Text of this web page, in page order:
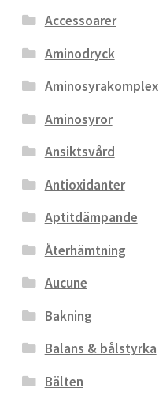
Accessoarer
Aminodryck
Aminosyrakomplex
Aminosyror
Ansiktsvård
Antioxidanter
Aptitdämpande
Återhämtning
Aucune
Bakning
Balans & bålstyrka
Bälten